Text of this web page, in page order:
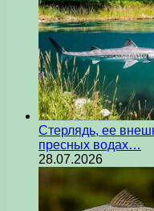
Стерлядь, ее
пресных водах…
28.07.2026